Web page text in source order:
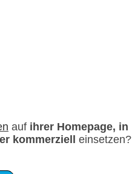
auf ihrer Homepage, in
kommerziell